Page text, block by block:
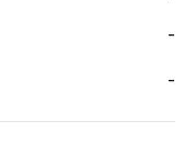
-
-